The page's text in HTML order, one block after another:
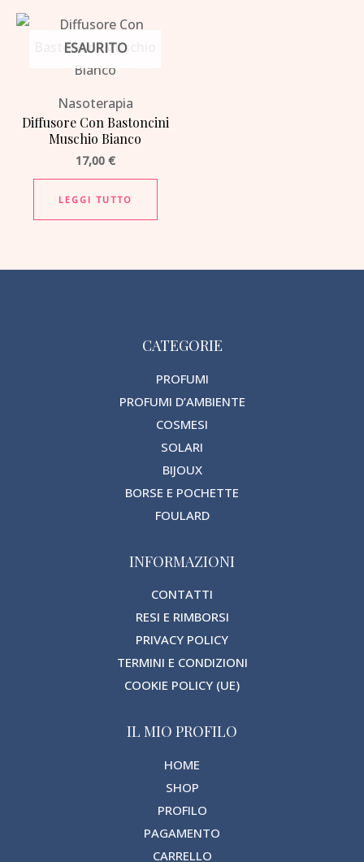
ESAURITO
Nasoterapia
Diffusore Con Bastoncini
Muschio Bianco
17,00 €
LEGGI TUTTO
CATEGORIE
PROFUMI
PROFUMI D’AMBIENTE
COSMESI
SOLARI
BIJOUX
BORSE E POCHETTE
FOULARD
INFORMAZIONI
CONTATTI
RESI E RIMBORSI
PRIVACY POLICY
TERMINI E CONDIZIONI
COOKIE POLICY (UE)
IL MIO PROFILO
HOME
SHOP
PROFILO
PAGAMENTO
CARRELLO